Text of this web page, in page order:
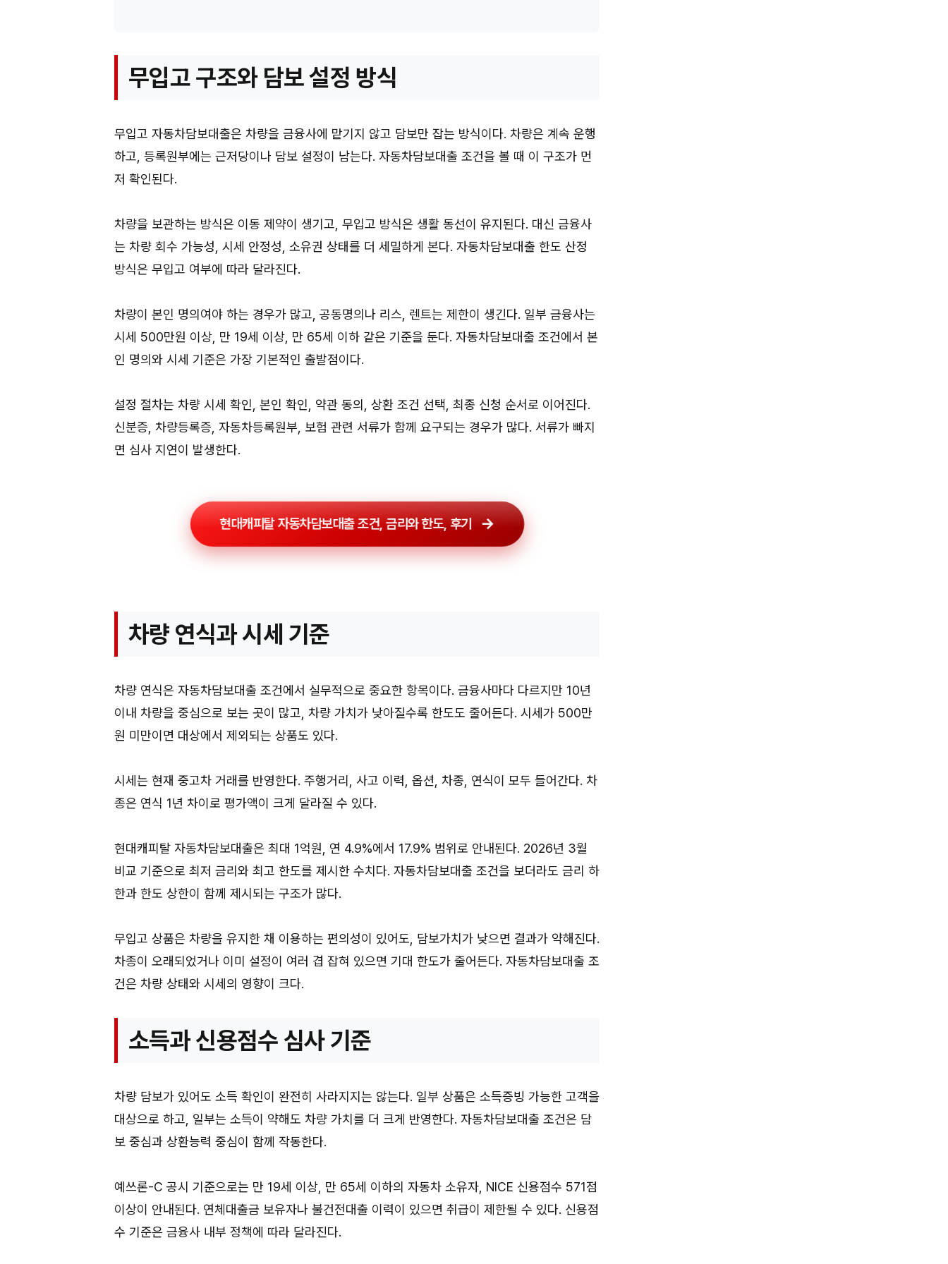
무입고 구조와 담보 설정 방식
무입고 자동차담보대출은 차량을 금융사에 맡기지 않고 담보만 잡는 방식이다. 차량은 계속 운행
하고, 등록원부에는 근저당이나 담보 설정이 남는다. 자동차담보대출 조건을 볼 때 이 구조가 먼
저 확인된다.
차량을 보관하는 방식은 이동 제약이 생기고, 무입고 방식은 생활 동선이 유지된다. 대신 금융사
는 차량 회수 가능성, 시세 안정성, 소유권 상태를 더 세밀하게 본다. 자동차담보대출 한도 산정
방식은 무입고 여부에 따라 달라진다.
차량이 본인 명의여야 하는 경우가 많고, 공동명의나 리스, 렌트는 제한이 생긴다. 일부 금융사는
시세 500만원 이상, 만 19세 이상, 만 65세 이하 같은 기준을 둔다. 자동차담보대출 조건에서 본
인 명의와 시세 기준은 가장 기본적인 출발점이다.
설정 절차는 차량 시세 확인, 본인 확인, 약관 동의, 상환 조건 선택, 최종 신청 순서로 이어진다.
신분증, 차량등록증, 자동차등록원부, 보험 관련 서류가 함께 요구되는 경우가 많다. 서류가 빠지
면 심사 지연이 발생한다.
현대캐피탈 자동차담보대출 조건, 금리와 한도, 후기
차량 연식과 시세 기준
차량 연식은 자동차담보대출 조건에서 실무적으로 중요한 항목이다. 금융사마다 다르지만 10년
이내 차량을 중심으로 보는 곳이 많고, 차량 가치가 낮아질수록 한도도 줄어든다. 시세가 500만
원 미만이면 대상에서 제외되는 상품도 있다.
시세는 현재 중고차 거래를 반영한다. 주행거리, 사고 이력, 옵션, 차종, 연식이 모두 들어간다. 차
종은 연식 1년 차이로 평가액이 크게 달라질 수 있다.
현대캐피탈 자동차담보대출은 최대 1억원, 연 4.9%에서 17.9% 범위로 안내된다. 2026년 3월
비교 기준으로 최저 금리와 최고 한도를 제시한 수치다. 자동차담보대출 조건을 보더라도 금리 하
한과 한도 상한이 함께 제시되는 구조가 많다.
무입고 상품은 차량을 유지한 채 이용하는 편의성이 있어도, 담보가치가 낮으면 결과가 약해진다.
차종이 오래되었거나 이미 설정이 여러 겹 잡혀 있으면 기대 한도가 줄어든다. 자동차담보대출 조
건은 차량 상태와 시세의 영향이 크다.
소득과 신용점수 심사 기준
차량 담보가 있어도 소득 확인이 완전히 사라지지는 않는다. 일부 상품은 소득증빙 가능한 고객을
대상으로 하고, 일부는 소득이 약해도 차량 가치를 더 크게 반영한다. 자동차담보대출 조건은 담
보 중심과 상환능력 중심이 함께 작동한다.
예쓰론-C 공시 기준으로는 만 19세 이상, 만 65세 이하의 자동차 소유자, NICE 신용점수 571점
이상이 안내된다. 연체대출금 보유자나 불건전대출 이력이 있으면 취급이 제한될 수 있다. 신용점
수 기준은 금융사 내부 정책에 따라 달라진다.